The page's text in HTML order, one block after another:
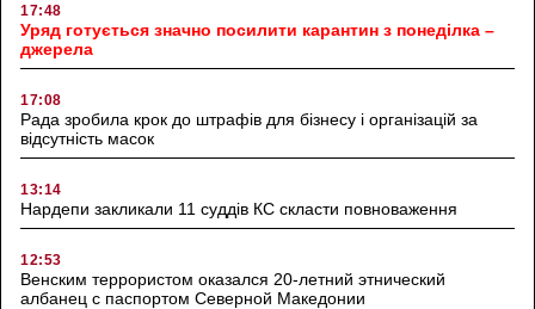
17:48
Уряд готується значно посилити карантин з понеділка –
джерела
17:08
Рада зробила крок до штрафів для бізнесу і організацій за
відсутність масок
13:14
Нардепи закликали 11 суддів КС скласти повноваження
12:53
Венским террористом оказался 20-летний этнический
албанец с паспортом Северной Македонии